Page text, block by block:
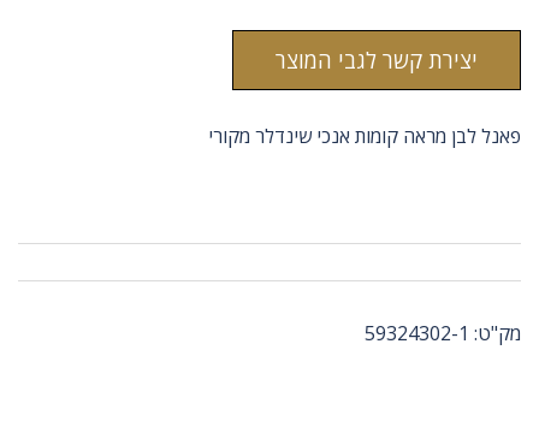
יצירת קשר לגבי המוצר
פאנל לבן מראה קומות אנכי שינדלר מקורי
מק"ט: 59324302-1